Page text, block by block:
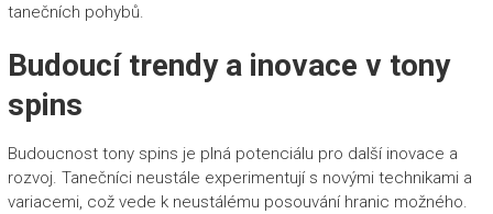
tanečních pohybů.
Budoucí trendy a inovace v tony
spins
Budoucnost tony spins je plná potenciálu pro další inovace a
rozvoj. Tanečníci neustále experimentují s novými technikami a
variacemi, což vede k neustálému posouvání hranic možného.